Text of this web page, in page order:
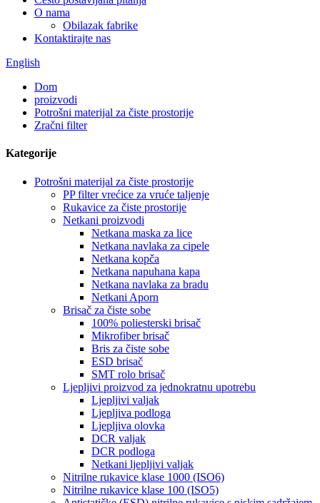
O nama
Obilazak fabrike
Kontaktirajte nas
English
Dom
proizvodi
Potrošni materijal za čiste prostorije
Zračni filter
Kategorije
Potrošni materijal za čiste prostorije
PP filter vrećice za vruće taljenje
Rukavice za čiste prostorije
Netkani proizvodi
Netkana maska ​​za lice
Netkana navlaka za cipele
Netkana kopča
Netkana napuhana kapa
Netkana navlaka za bradu
Netkani Aporn
Brisač za čiste sobe
100% poliesterski brisač
Mikrofiber brisač
Bris za čiste sobe
ESD brisač
SMT rolo brisač
Ljepljivi proizvod za jednokratnu upotrebu
Ljepljivi valjak
Ljepljiva podloga
Ljepljiva olovka
DCR valjak
DCR podloga
Netkani ljepljivi valjak
Nitrilne rukavice klase 1000 (ISO6)
Nitrilne rukavice klase 100 (ISO5)